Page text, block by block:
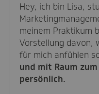
Hey, ich bin Lisa,
meinem Praktikum
Vorstellung davon,
für mich anfühlen
und mit Raum zum
persönlich.